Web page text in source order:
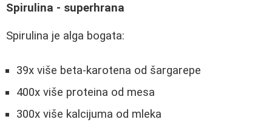
Spirulina - superhrana
Spirulina je alga bogata:
39x više beta-karotena od šargarepe
400x više proteina od mesa
300x više kalcijuma od mleka